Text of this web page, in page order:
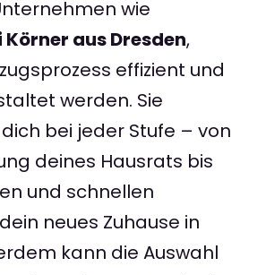
wie
aus Dresden,
effizient und
werden. Sie
bei jeder Stufe – von
deines Hausrats bis
und schnellen
neues Zuhause in
kann die Auswahl